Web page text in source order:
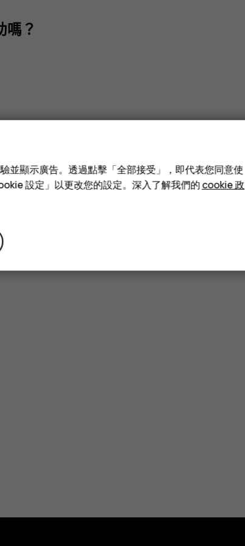
嗎？
並顯示廣告。透過點擊「全部接受」，即代表您同意使
設定」以更改您的設定。深入了解我們的cookie 政